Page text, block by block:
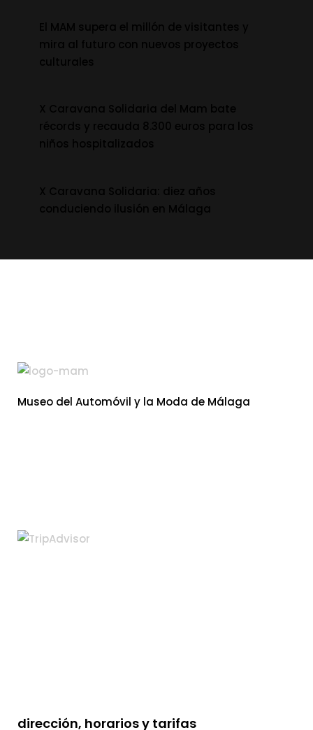
Museo del Automóvil y la Moda de Málaga
dirección, horarios y tarifas